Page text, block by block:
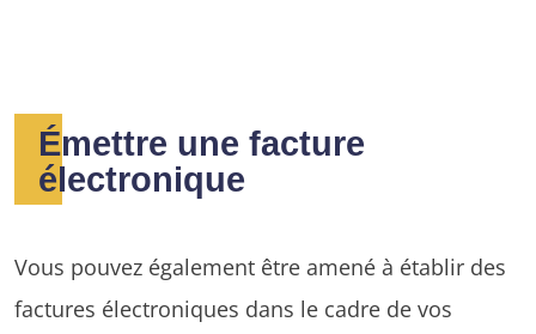
Émettre une facture
électronique
Vous pouvez également être amené à établir des
factures électroniques dans le cadre de vos